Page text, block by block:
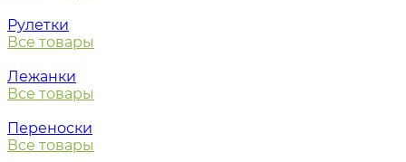
Рулетки
Все товары
Лежанки
Все товары
Переноски
Все товары